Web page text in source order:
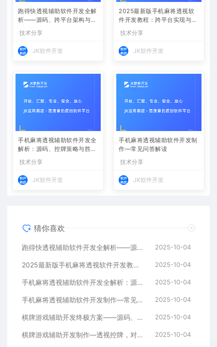
跑得快透视辅助软件开发全解
析——源码、跨平台架构与控
牌算法
技术分享
JK软件开发
2025最新版手机麻将透视软
件开发教程：跨平台实现与安
全防封方案
技术分享
JK软件开发
手机麻将透视辅助软件开发全
解析：源码、控牌策略与胜率
技术分享
JK软件开发
手机麻将透视辅助软件开发制
作—常见问答解读
技术分享
JK软件开发
猜你喜欢
跑得快透视辅助软件开发全解析——源码、跨平台架构与控牌算法 2025-10-04
2025最新版手机麻将透视软件开发教程：跨平台实现与安全防封方案 2025-10-04
手机麻将透视辅助软件开发全解析：源码、控牌策略与胜率调节 2025-10-04
手机麻将透视辅助软件开发制作—常见问答解读 2025-10-04
棋牌游戏辅助开发终极方案——源码、架构与算法全解析 2025-10-04
棋牌游戏辅助开发制作—透视控牌，对局胜率调节源码解析与逻辑全流程 2025-10-04